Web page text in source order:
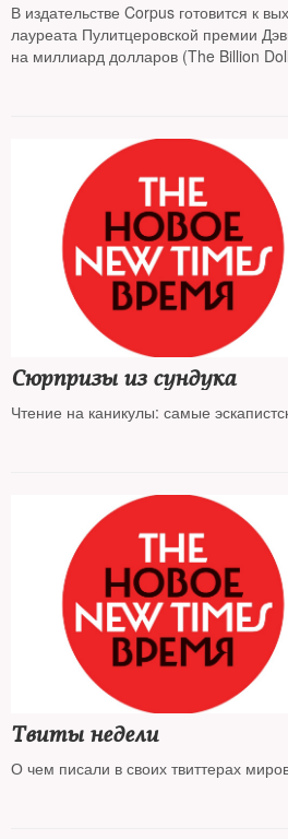
В издательстве Corpus готовится к
лауреата Пулитцеровской премии
на миллиард долларов (The Billion
лета-осени 1980 года.
Сюрпризы из сундука
Чтение на каникулы: самые
Твиты недели
О чем писали в своих твиттерах